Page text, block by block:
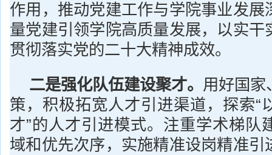
作用，推动党建工作与学院事业发展
量党建引领学院高质量发展，以实干
贯彻落实党的二十大精神成效。
二是强化队伍建设聚才。 用好国家
策，积极拓宽人才引进渠道，探索“
才”的人才引进模式。注重学术梯队
域和优先次序，实施精准设岗精准引